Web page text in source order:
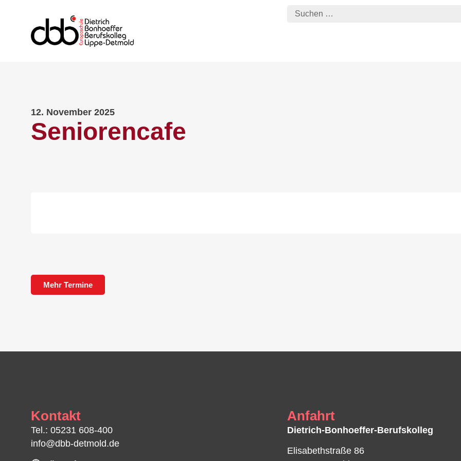
12. November 2025
Seniorencafe
Mehr Termine
Kontakt
Tel.: 05231 608-400
info@dbb-detmold.de
Anfahrt
Dietrich-Bonhoeffer-Berufskolleg
Elisabethstraße 86